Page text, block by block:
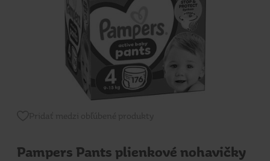
Pampers Pants plienkové nohavičky